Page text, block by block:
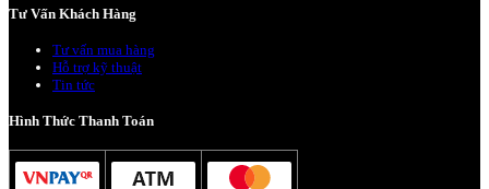
Tư Vấn Khách Hàng
Tư vấn mua hàng
Hỗ trợ kỹ thuật
Tin tức
Hình Thức Thanh Toán